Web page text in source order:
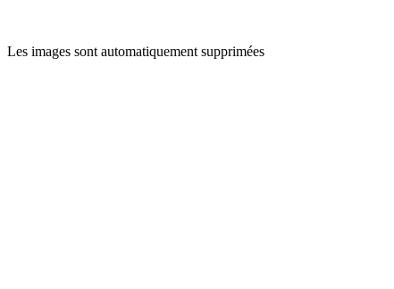
Les images sont automatiquement supprimées